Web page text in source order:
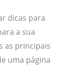
dicas para
a sua
as principais
uma página